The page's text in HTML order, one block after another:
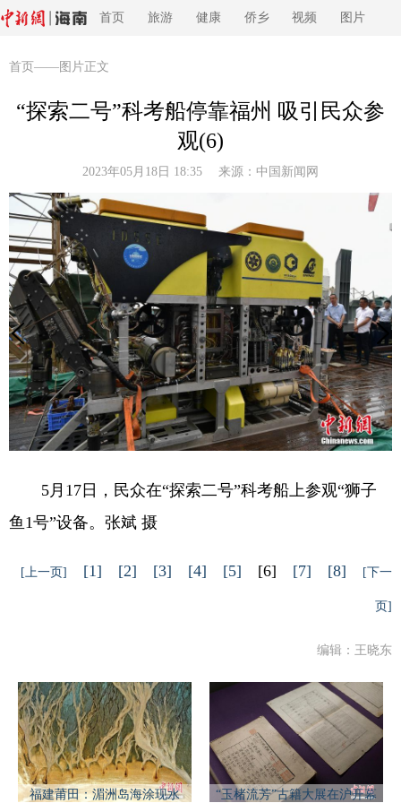
首页 旅游 健康 侨乡 视频 图片
首页 ——图片正文
“探索二号”科考船停靠福州 吸引民众参
观(6)
2023年05月18日 18:35 来源： 中国新闻网
5月17日，民众在“探索二号”科考船上参观“狮子
鱼1号”设备。张斌 摄
[上一页] [1] [2] [3] [4] [5] [6] [7] [8] [下一
页]
编辑：王晓东
福建莆田：湄洲岛海涂现水 “玉楮流芳”古籍大展在沪开幕